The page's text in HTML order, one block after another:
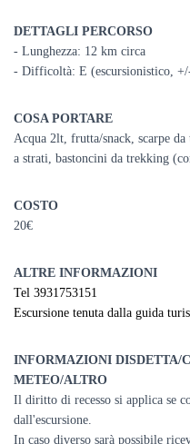
DETTAGLI PERCORSO
- Lunghezza: 12 km circa
- Difficoltà: E (escursionistico,
COSA PORTARE
Acqua 2lt, frutta/snack, scarpe
a strati, bastoncini da trekking
COSTO
20€
ALTRE INFORMAZIONI
Tel 3931753151
Escursione tenuta dalla guida
INFORMAZIONI DISDETTA/
METEO/ALTRO
Il diritto di recesso si applica se
dall'escursione.
In caso diverso sarà possibile